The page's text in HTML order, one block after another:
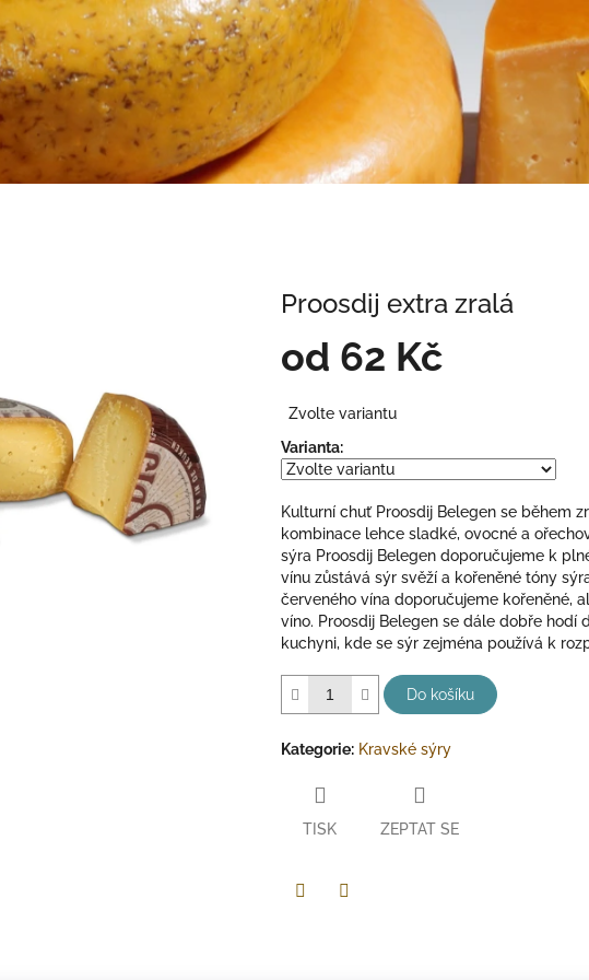
Proosdij extra zralá
od 62 Kč
cena:
Zvolte variantu
Varianta:
Kulturní chuť Proosdij Belegen se během
kombinace lehce sladké, ovocné a
sýra Proosdij Belegen doporučujeme k
vínu zůstává sýr svěží a kořeněné tóny
červeného vína doporučujeme kořeněné,
víno. Proosdij Belegen se dále dobře hodí
kuchyni, kde se sýr zejména používá k
Do košíku
Kategorie: Kravské sýry
TISK ZEPTAT SE